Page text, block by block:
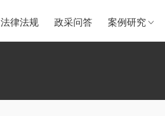
法律法规 政采问答 案例研究